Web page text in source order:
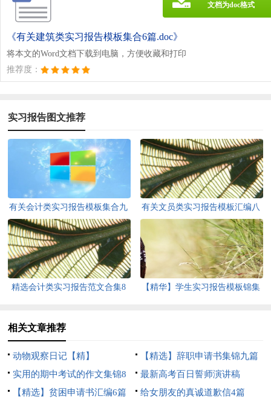
《有关建筑类实习报告模板集合6篇.doc》
将本文的Word文档下载到电脑，方便收藏和打印
推荐度：
文档为doc格式
实习报告图文推荐
有关会计类实习报告模板集合九
篇
有关文员类实习报告模板汇编八
篇
精选会计类实习报告范文合集8
【精华】学生实习报告模板锦集
相关文章推荐
动物观察日记【精】
【精选】辞职申请书集锦九篇
实用的期中考试的作文集锦8
篇
最新高考百日誓师演讲稿
【精选】贫困申请书汇编6篇
给女朋友的真诚道歉信4篇